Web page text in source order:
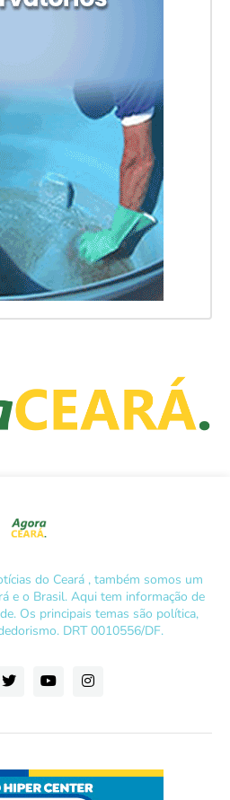
do Ceará , também somos um
e o Brasil. Aqui tem informação de
Os principais temas são política,
DRT 0010556/DF.